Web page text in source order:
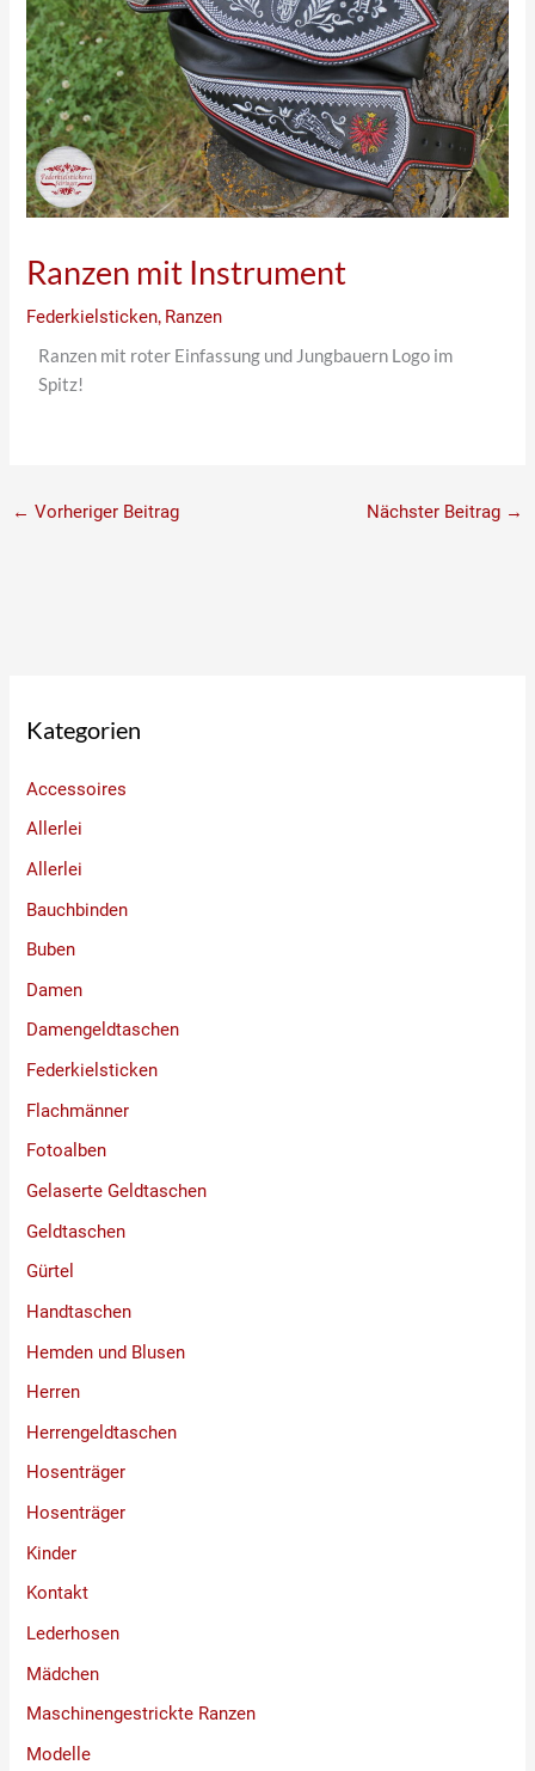
Ranzen mit Instrument
Federkielsticken, Ranzen
Ranzen mit roter Einfassung und Jungbauern Logo im
Spitz!
← Vorheriger Beitrag Nächster Beitrag →
Kategorien
Accessoires
Allerlei
Allerlei
Bauchbinden
Buben
Damen
Damengeldtaschen
Federkielsticken
Flachmänner
Fotoalben
Gelaserte Geldtaschen
Geldtaschen
Gürtel
Handtaschen
Hemden und Blusen
Herren
Herrengeldtaschen
Hosenträger
Hosenträger
Kinder
Kontakt
Lederhosen
Mädchen
Maschinengestrickte Ranzen
Modelle